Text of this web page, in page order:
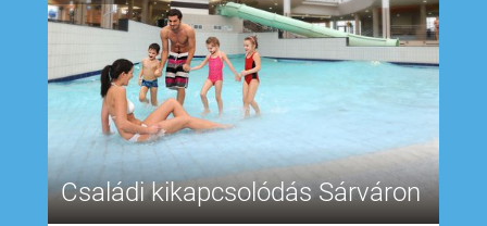
Családi kikapcsolódás Sárváron